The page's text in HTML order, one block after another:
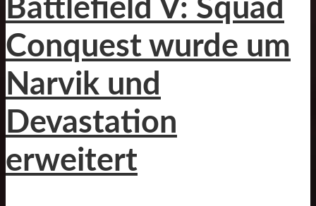
Battlefield V: Squad
Conquest wurde um
Narvik und
Devastation
erweitert